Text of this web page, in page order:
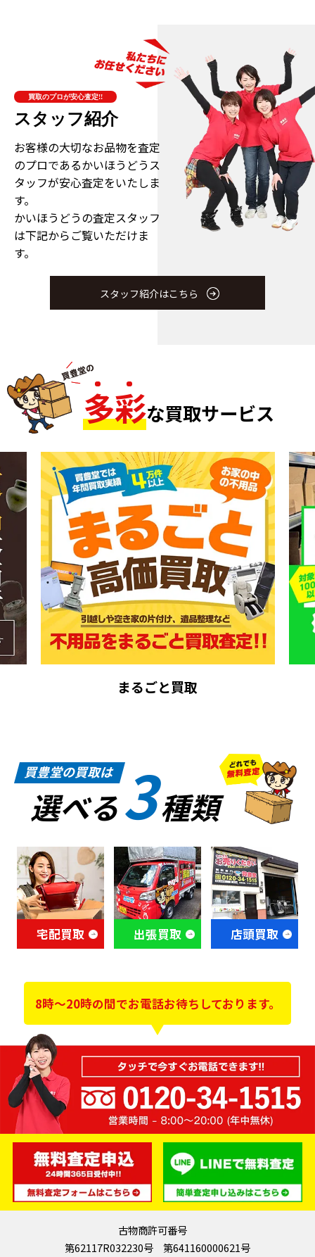
買取のプロが安心査定!!
スタッフ紹介
お客様の大切なお品物を査定
のプロであるかいほうどうス
タッフが安心査定をいたしま
す。
かいほうどうの査定スタッフ
は下記からご覧いただけま
す。
スタッフ紹介はこちら
多彩な買取サービス
まるごと買取
買豊堂の買取は
選べる3種類
宅配買取 出張買取 店頭買取
8時～20時の間でお電話お待ちしております。
古物商許可番号
第62117R032230号 第641160000621号